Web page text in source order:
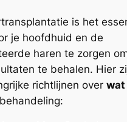
is het
je hoofdhuid en de
haren te zorgen
te behalen. Hier
richtlijnen over wat